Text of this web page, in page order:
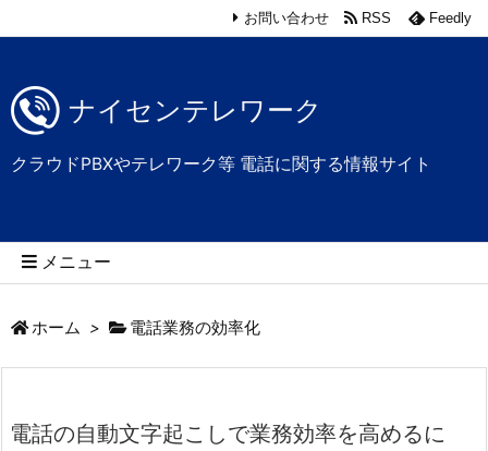
ナイセンテレワーク
クラウドPBXやテレワーク等 電話に関する情報サイト
メニュー
お問い合わせ RSS Feedly
ホーム > 電話業務の効率化
電話の自動文字起こしで業務効率を高めるに